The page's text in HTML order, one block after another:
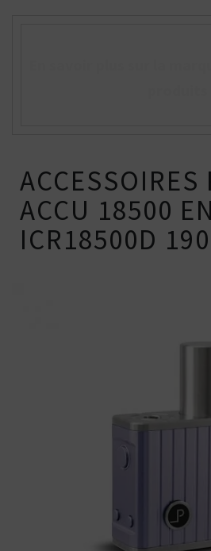
ACCESSOIRES
ACCU 18500
ICR18500D
PIPELINE. Haut de